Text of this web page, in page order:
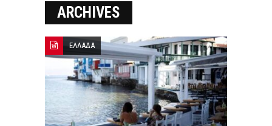
ARCHIVES
ΕΛΛΑΔΑ